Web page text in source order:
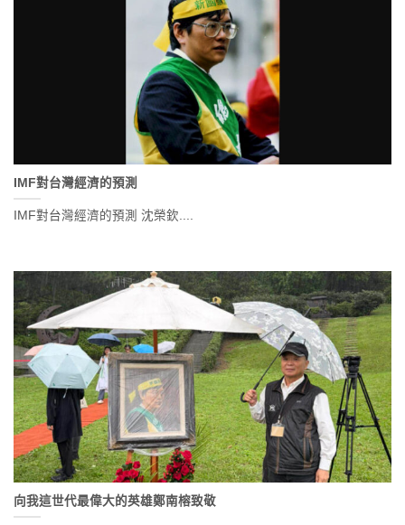
IMF對台灣經濟的預測
IMF對台灣經濟的預測 沈榮欽....
向我這世代最偉大的英雄鄭南榕致敬